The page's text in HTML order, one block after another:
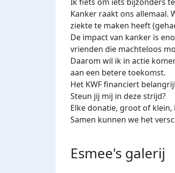
Kanker raakt ons allemaal.
ziekte te maken heeft
De impact van kanker is
vrienden die machteloos
Daarom wil ik in actie
aan een betere toekomst.
Het KWF financiert
Steun jij mij in deze strijd?
Elke donatie, groot of
Samen kunnen we het
Esmee's galerij